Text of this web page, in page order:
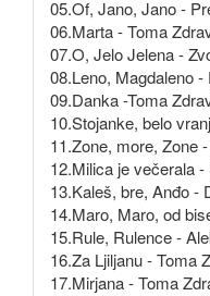
05.Of, Jano, Jano -
06.Marta - Toma
07.O, Jelo Jelena -
08.Leno, Magdaleno
09.Danka -Toma
10.Stojanke, belo
11.Zone, more, Zone
12.Milica je večerala
13.Kaleš, bre, Anđo -
14.Maro, Maro, od
15.Rule, Rulence -
16.Za Ljiljanu - Toma
17.Mirjana - Toma